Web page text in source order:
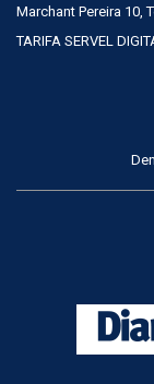
Marchant Pereira 10,
TARIFA SERVEL